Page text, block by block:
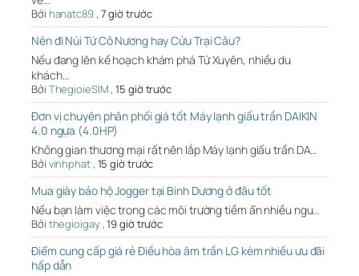
Bởi hanatc89, 7 giờ trước
Nên đi Núi Tứ Cô Nương hay Cửu Trại Câu?
Nếu đang lên kế hoạch khám phá Tứ Xuyên, nhiều du
khách…
Bởi ThegioieSIM,15 giờ trước
Đơn vị chuyên phân phối giá tốt Máy lạnh giấu trần DAIKIN
4.0 ngựa (4.0HP)
Không gian thương mại rất nên lắp Máy lạnh giấu trần DA…
Bởi vinhphat, 15 giờ trước
Mua giày bảo hộ Jogger tại Bình Dương ở đâu tốt
Nếu bạn làm việc trong các môi trường tiềm ẩn nhiều ngu…
Bởi thegioigay,19 giờ trước
Điểm cung cấp giá rẻ Điều hòa âm trần LG kèm nhiều ưu đãi
hấp dẫn